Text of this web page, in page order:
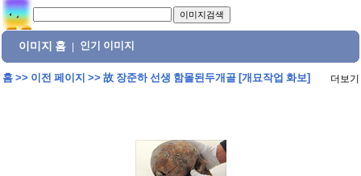
이미지 홈 인기 이미지
홈>> 이전 페이지 >> 故 장준하 선생 함몰된두개골 [개묘작업 화보] 더보기